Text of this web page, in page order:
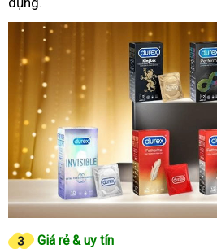
Giá rẻ & uy tín